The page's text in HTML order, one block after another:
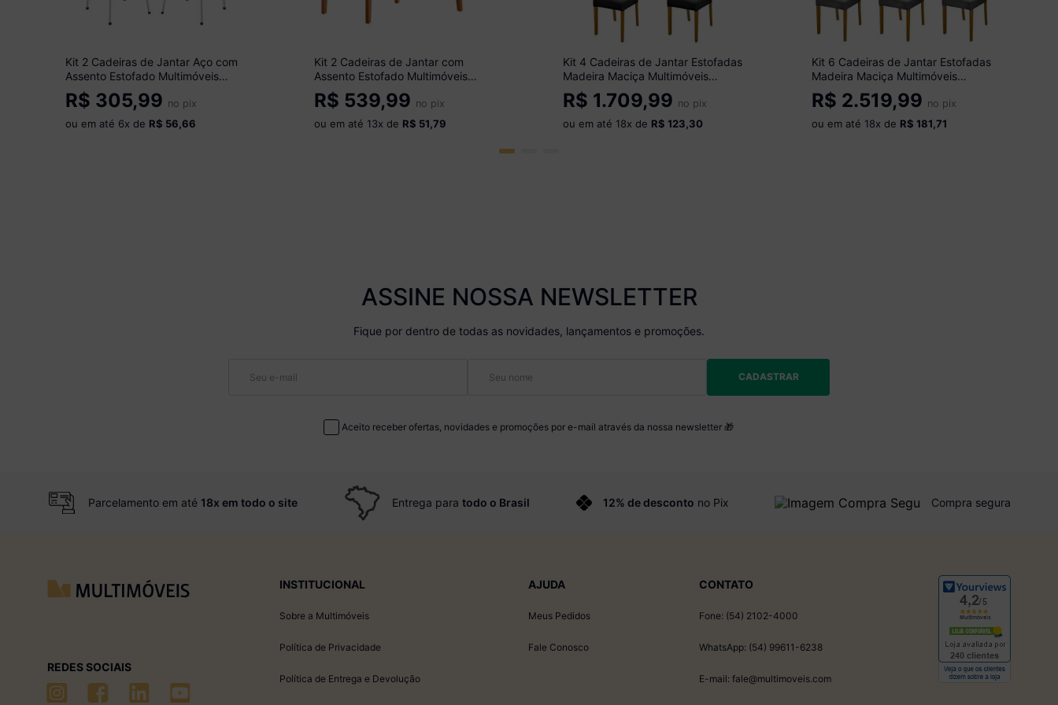
Kit 2 Cadeiras de Jantar Aço com
Assento Estofado Multimóveis
CR50270 Branco/Preto
R$ 305,99 no pix
ou em até 6x de R$ 56,66
Kit 2 Cadeiras de Jantar com
Assento Estofado Multimóveis
CR50258 Cinamomo/Grafite
R$ 539,99 no pix
ou em até 13x de R$ 51,79
Kit 4 Cadeiras de Jantar Estofadas
Madeira Maciça Multimóveis
CR15021 Madeirado/Preto
R$ 1.709,99 no pix
ou em até 18x de R$ 123,30
Kit 6 Cadeiras de Jantar Estofadas
Madeira Maciça Multimóveis
CR15023 Madeirado/Cinza
R$ 2.519,99 no pix
ou em até 18x de R$ 181,71
ASSINE NOSSA NEWSLETTER
Fique por dentro de todas as novidades, lançamentos e promoções.
CADASTRAR
Aceito receber ofertas, novidades e promoções por e-mail através da nossa newsletter 🎁
Parcelamento em até 18x em todo o site Entrega paratodo o Brasil 12% de desconto no Pix Compra segura
REDES SOCIAIS
INSTITUCIONAL
Sobre a Multimóveis
Política de Privacidade
Política de Entrega e Devolução
AJUDA
Meus Pedidos
Fale Conosco
CONTATO
Fone: (54) 2102-4000
WhatsApp: (54) 99611-6238
E-mail: fale@multimoveis.com